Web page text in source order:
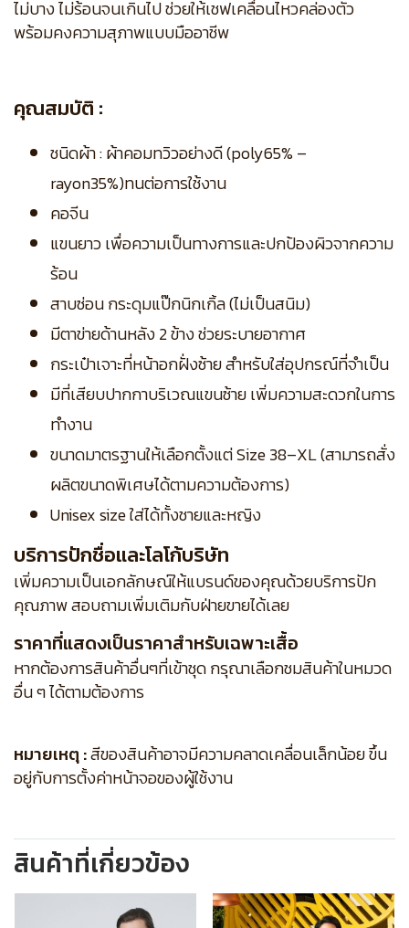
ไม่บาง ไม่ร้อนจนเกินไป ช่วยให้เชฟเคลื่อนไหวคล่องตัว
พร้อมคงความสุภาพแบบมืออาชีพ
คุณสมบัติ :
ชนิดผ้า : ผ้าคอมทวิวอย่างดี (poly65% –
rayon35%)ทนต่อการใช้งาน
คอจีน
แขนยาว เพื่อความเป็นทางการและปกป้องผิวจากความ
ร้อน
สาบซ่อน กระดุมแป๊กนิกเกิ้ล (ไม่เป็นสนิม)
มีตาข่ายด้านหลัง 2 ข้าง ช่วยระบายอากาศ
กระเป๋าเจาะที่หน้าอกฝั่งซ้าย สำหรับใส่อุปกรณ์ที่จำเป็น
มีที่เสียบปากกาบริเวณแขนซ้าย เพิ่มความสะดวกในการ
ทำงาน
ขนาดมาตรฐานให้เลือกตั้งแต่ Size 38–XL (สามารถสั่ง
ผลิตขนาดพิเศษได้ตามความต้องการ)
Unisex size ใส่ได้ทั้งชายและหญิง
บริการปักชื่อและโลโก้บริษัท
เพิ่มความเป็นเอกลักษณ์ให้แบรนด์ของคุณด้วยบริการปัก
คุณภาพ สอบถามเพิ่มเติมกับฝ่ายขายได้เลย
ราคาที่แสดงเป็นราคาสำหรับเฉพาะเสื้อ
หากต้องการสินค้าอื่นๆที่เข้าชุด กรุณาเลือกชมสินค้าในหมวด
อื่น ๆ ได้ตามต้องการ
หมายเหตุ :สีของสินค้าอาจมีความคลาดเคลื่อนเล็กน้อย ขึ้น
อยู่กับการตั้งค่าหน้าจอของผู้ใช้งาน
สินค้าที่เกี่ยวข้อง